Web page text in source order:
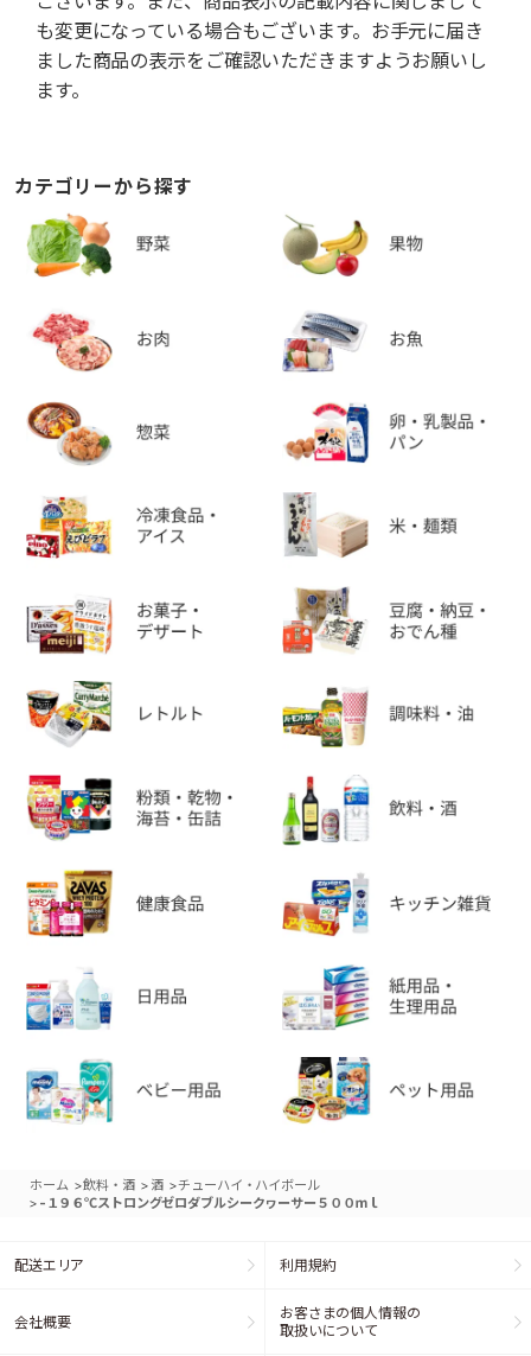
も変更になっている場合もございます。お手元に届き
ました商品の表示をご確認いただきますようお願いし
ます。
カテゴリーから探す
ホーム >飲料・酒 > 酒 >チューハイ・ハイボール
> -１９６℃ストロングゼロダブルシークヮーサー５００ｍｌ
配送エリア 利用規約
会社概要
お客さまの個人情報の
取扱いについて